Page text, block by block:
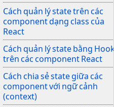
Cách quản lý state trên các
component dạng class của
React
Cách quản lý state bằng Hook
trên các component React
Cách chia sẻ state giữa các
component với ngữ cảnh
(context)